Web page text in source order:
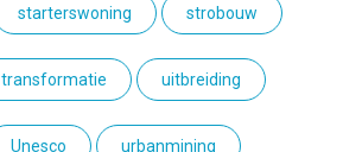
starterswoning strobouw
transformatie uitbreiding
Unesco urbanmining